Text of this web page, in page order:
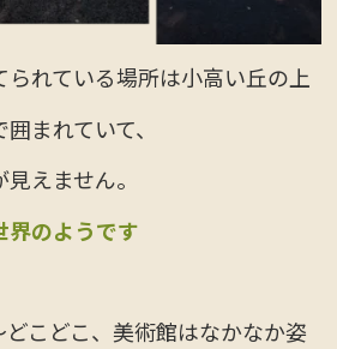
れている場所は小高い丘の上
まれていて、
えません。
界のようです
こどこ、美術館はなかなか姿